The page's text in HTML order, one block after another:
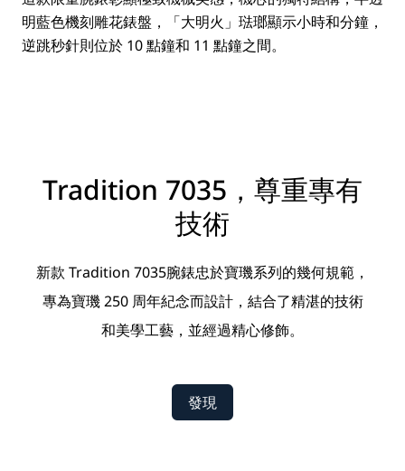
明藍色機刻雕花錶盤，「大明火」琺瑯顯示小時和分鐘，
逆跳秒針則位於 10 點鐘和 11 點鐘之間。
Tradition 7035，尊重專有
技術
新款 Tradition 7035腕錶忠於寶璣系列的幾何規範，
專為寶璣 250 周年紀念而設計，結合了精湛的技術
和美學工藝，並經過精心修飾。
發現